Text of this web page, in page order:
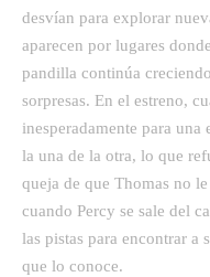
desvían para explorar
aparecen por lugares
pandilla continúa
sorpresas. En el estreno,
inesperadamente para una
la una de la otra, lo que
queja de que Thomas no
cuando Percy se sale del
las pistas para encontrar
que lo conoce.